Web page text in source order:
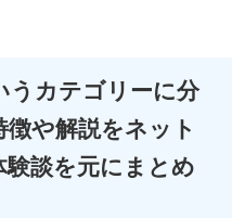
うカテゴリーに分
や解説をネット
談を元にまとめ